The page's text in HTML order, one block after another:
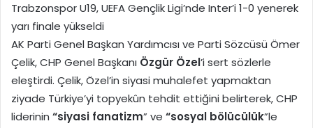
Trabzonspor U19, UEFA Gençlik Ligi’nde Inter’i 1-0 yenerek
yarı finale yükseldi
AK Parti Genel Başkan Yardımcısı ve Parti Sözcüsü Ömer
Çelik, CHP Genel Başkanı Özgür Özel’i sert sözlerle
eleştirdi. Çelik, Özel’in siyasi muhalefet yapmaktan
ziyade Türkiye’yi topyekûn tehdit ettiğini belirterek, CHP
liderinin “siyasi fanatizm” ve “sosyal bölücülük”le